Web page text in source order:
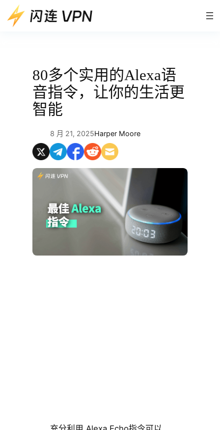
至
80多个实用的Alexa语
音指令，让你的生活更
智能
8 月 21, 2025Harper Moore